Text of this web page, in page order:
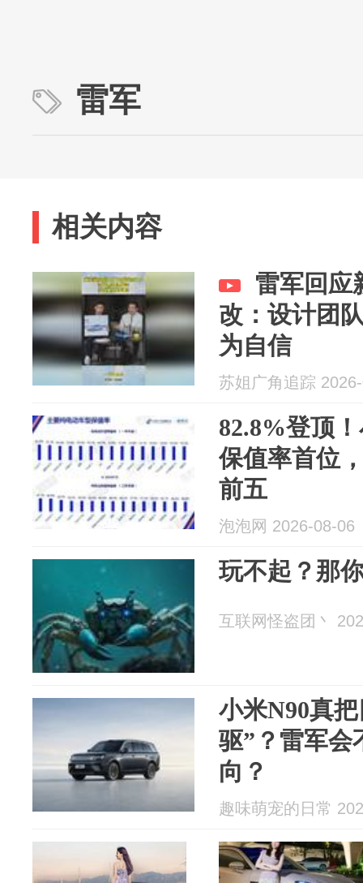
雷军
相关内容
雷军回应
改：设计团
为自信
苏姐广角追踪
82.8%登顶
保值率首位
前五
泡泡网 2026-08-06
玩不起？那
互联网怪盗团丶
小米N90真
驱”？雷军会
向？
趣味萌宠的日常